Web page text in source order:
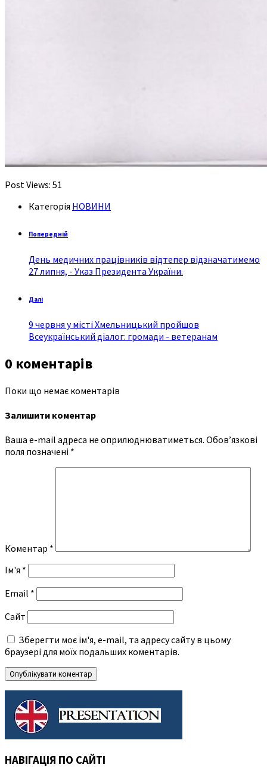
Post Views: 51
Категорія НОВИНИ
Попередній
День медичних працівників відтепер відзначатимемо
27 липня, - Указ Президента України.
Далі
9 червня у місті Хмельницький пройшов
Всеукраїнський діалог: громади - ветеранам
0 коментарів
Поки що немає коментарів
Залишити коментар
Ваша e-mail адреса не оприлюднюватиметься. Обов’язкові
поля позначені *
Коментар *
Ім'я *
Email *
Сайт
Зберегти моє ім'я, e-mail, та адресу сайту в цьому
браузері для моїх подальших коментарів.
НАВІГАЦІЯ ПО САЙТІ